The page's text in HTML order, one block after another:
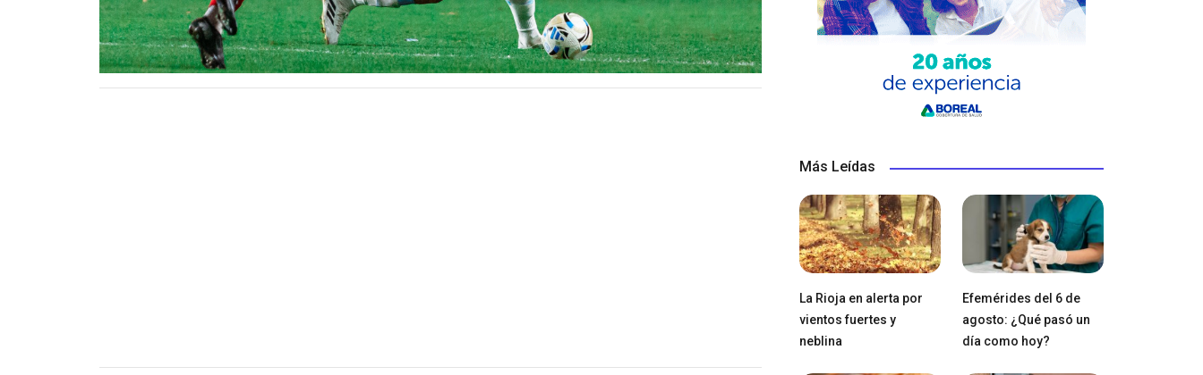
Más Leídas
La Rioja en alerta por
vientos fuertes y
neblina
Efemérides del 6 de
agosto: ¿Qué pasó un
día como hoy?